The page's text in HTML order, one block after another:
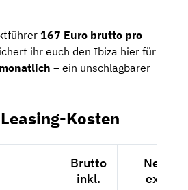
167 Euro brutto pro
ihr euch den Ibiza hier für
– ein unschlagbarer
Kosten
Brutto
inkl.
Netto
exkl.